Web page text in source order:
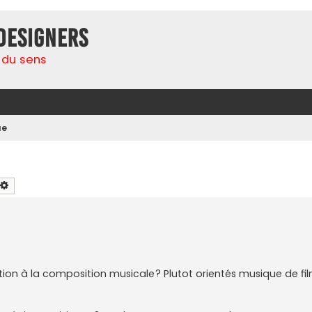
sens
à la composition musicale? Plutot orientés musique de